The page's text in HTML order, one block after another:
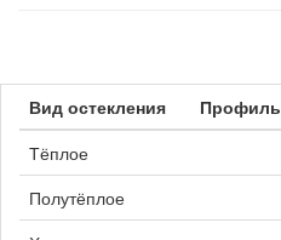
Вид остекления Профиль
Тёплое
Полутёплое